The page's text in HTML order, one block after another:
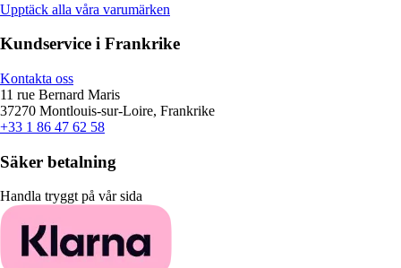
Upptäck alla våra varumärken
Kundservice i Frankrike
Kontakta oss
11 rue Bernard Maris
37270 Montlouis-sur-Loire, Frankrike
+33 1 86 47 62 58
Säker betalning
Handla tryggt på vår sida